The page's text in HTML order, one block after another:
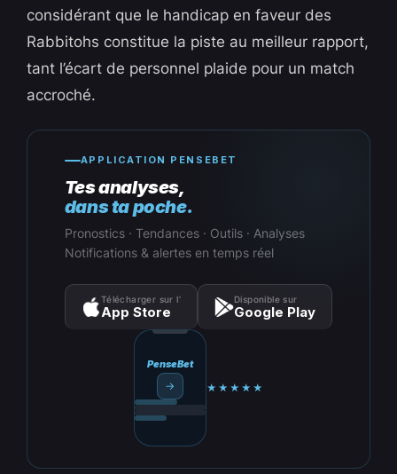
considérant que le handicap en faveur des
Rabbitohs constitue la piste au meilleur rapport,
tant l’écart de personnel plaide pour un match
accroché.
APPLICATION PENSEBET
Tes analyses,
dans ta poche.
Pronostics · Tendances · Outils · Analyses
Notifications & alertes en temps réel
Télécharger sur l’
App Store
Disponible sur
Google Play
PenseBet
→ ★★★★★